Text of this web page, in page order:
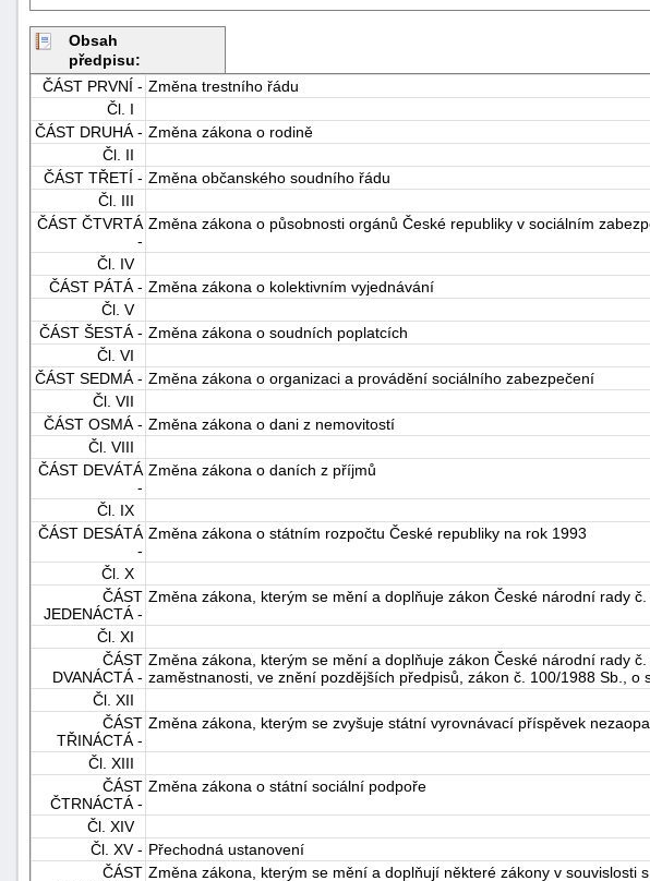
Obsah
předpisu:
ČÁST PRVNÍ - Změna trestního řádu
Čl. I
ČÁST DRUHÁ - Změna zákona o rodině
Čl. II
ČÁST TŘETÍ - Změna občanského soudního řádu
Čl. III
ČÁST ČTVRTÁ
-
Změna zákona o působnosti orgánů České republiky v sociálním
Čl. IV
ČÁST PÁTÁ - Změna zákona o kolektivním vyjednávání
Čl. V
ČÁST ŠESTÁ - Změna zákona o soudních poplatcích
Čl. VI
ČÁST SEDMÁ - Změna zákona o organizaci a provádění sociálního zabezpečení
Čl. VII
ČÁST OSMÁ - Změna zákona o dani z nemovitostí
Čl. VIII
ČÁST DEVÁTÁ
-
Změna zákona o daních z příjmů
Čl. IX
ČÁST DESÁTÁ
-
Změna zákona o státním rozpočtu České republiky na rok 1993
Čl. X
ČÁST
JEDENÁCTÁ -
Změna zákona, kterým se mění a doplňuje zákon České národní rady
Čl. XI
ČÁST
DVANÁCTÁ -
Změna zákona, kterým se mění a doplňuje zákon České národní rady
zaměstnanosti, ve znění pozdějších předpisů, zákon č. 100/1988 Sb.,
Čl. XII
ČÁST
TŘINÁCTÁ -
Změna zákona, kterým se zvyšuje státní vyrovnávací příspěvek
Čl. XIII
ČÁST
ČTRNÁCTÁ -
Změna zákona o státní sociální podpoře
Čl. XIV
Čl. XV - Přechodná ustanovení
ČÁST Změna zákona, kterým se mění a doplňují některé zákony v souvislosti